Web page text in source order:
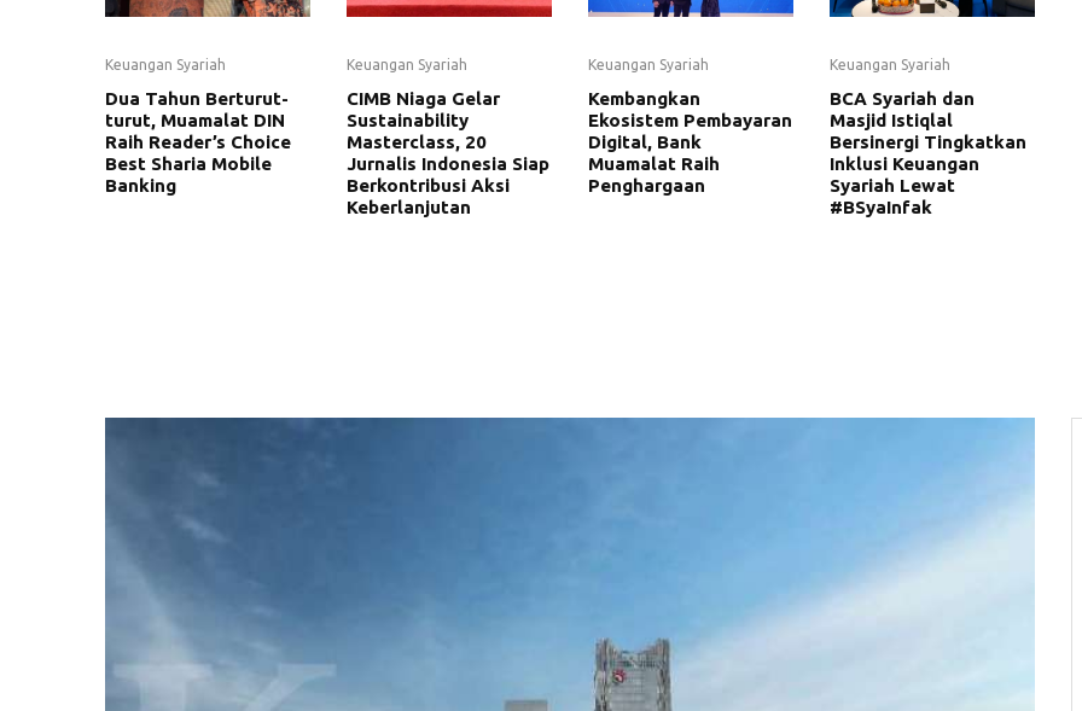
Keuangan Syariah
Dua Tahun Berturut-
turut, Muamalat DIN
Raih Reader’s Choice
Best Sharia Mobile
Banking
Keuangan Syariah
CIMB Niaga Gelar
Sustainability
Masterclass, 20
Jurnalis Indonesia Siap
Berkontribusi Aksi
Keberlanjutan
Keuangan Syariah
Kembangkan
Ekosistem Pembayaran
Digital, Bank
Muamalat Raih
Penghargaan
Keuangan Syariah
BCA Syariah dan
Masjid Istiqlal
Bersinergi Tingkatkan
Inklusi Keuangan
Syariah Lewat
#BSyaInfak